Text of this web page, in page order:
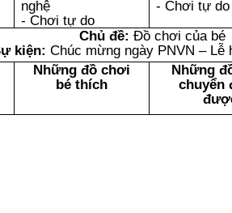
nghệ
- Chơi tự do
- Chơi tự do
Chủ đề: Đồ chơi của bé
kiện: Chúc mừng ngày PNVN – Lễ
Những đồ chơi
bé thích
Những
chuyển